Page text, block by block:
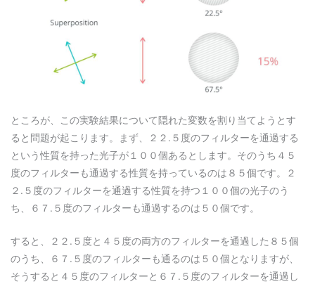
ところが、この実験結果について隠れた変数を割り当てようとす
ると問題が起こります。まず、２２.５度のフィルターを通過する
という性質を持った光子が１００個あるとします。そのうち４５
度のフィルターも通過する性質を持っているのは８５個です。２
２.５度のフィルターを通過する性質を持つ１００個の光子のう
ち、６７.５度のフィルターも通過するのは５０個です。
すると、２２.５度と４５度の両方のフィルターを通過した８５個
のうち、６７.５度のフィルターも通るのは５０個となりますが、
そうすると４５度のフィルターと６７.５度のフィルターを通過し